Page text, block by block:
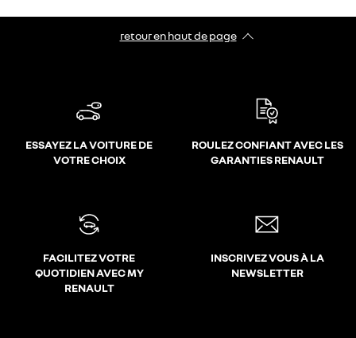
retour en haut de page​
ESSAYEZ LA VOITURE DE
VOTRE CHOIX
ROULEZ CONFIANT AVEC LES
GARANTIES RENAULT
FACILITEZ VOTRE
QUOTIDIEN AVEC MY
RENAULT
INSCRIVEZ VOUS À LA
NEWSLETTER